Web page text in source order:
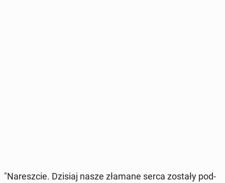
"Na­resz­cie. Dzisiaj nasze złamane serca zostały pod­